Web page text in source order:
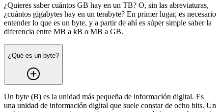
¿Quieres saber cuántos GB hay en un TB? O, sin las abreviaturas,
¿cuántos gigabytes hay en un terabyte? En primer lugar, es necesario
entender lo que es un byte, y a partir de ahí es súper simple saber la
diferencia entre MB a kB o MB a GB.
¿Qué es un byte?
Un byte (B) es la unidad más pequeña de información digital. Es
una unidad de información digital que suele constar de ocho bits. Un